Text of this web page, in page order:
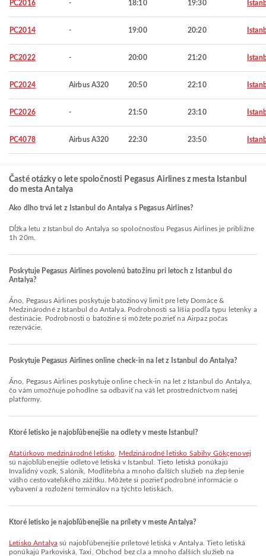
PC2016 - 18:10 19:30
PC2014 - 19:00 20:20
PC2022 - 20:00 21:20
PC2024 Airbus A320 20:50 22:10
PC2026 - 21:50 23:10
PC4078 Airbus A320 22:30 23:50
Časté otázky o lete spoločnosti Pegasus Airlines z mesta Istanbul
do mesta Antalya
Ako dlho trvá let z Istanbul do Antalya s Pegasus Airlines?
Dĺžka letu z Istanbul do Antalya so spoločnosťou Pegasus Airlines je približne
1h 20m.
Poskytuje Pegasus Airlines povolenú batožinu pri letoch z Istanbul do
Antalya?
Áno, Pegasus Airlines poskytuje batožinový limit pre lety Domáce &
Medzinárodné z Istanbul do Antalya. Podrobnosti sa líšia podľa typu letenky a
destinácie. Podrobnosti o batožine si môžete pozrieť na Airpaz počas
rezervácie.
Poskytuje Pegasus Airlines online check-in na let z Istanbul do Antalya?
Áno, Pegasus Airlines poskytuje online check-in na let z Istanbul do Antalya,
čo vám umožňuje pohodlne sa odbaviť na váš let prostredníctvom našej
platformy.
Ktoré letisko je najobľúbenejšie na odlety v meste Istanbul?
Atatürkovo medzinárodné letisko
Medzinárodné letisko Sabihy Gökçenovej
sú najobľúbenejšie odletové letiská v Istanbul. Tieto letiská ponúkajú
Invalidný vozík, Salónik, Modlitebňa a mnoho ďalších služieb na zlepšenie
vášho cestovateľského zážitku. Môžete si pozrieť podrobné informácie o
vybavení a rozložení terminálov na týchto letiskách.
Ktoré letisko je najobľúbenejšie na prílety v meste Antalya?
Letisko Antalya sú najobľúbenejšie príletové letiská v Antalya. Tieto letiská
ponúkajú Parkoviská, Taxi, Obchod bez cla a mnoho ďalších služieb na